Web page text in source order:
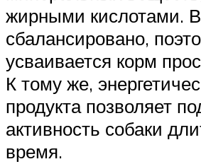
жирными кислотами.
сбалансировано,
усваивается корм
К тому же,
продукта позволяет
активность собаки
время.